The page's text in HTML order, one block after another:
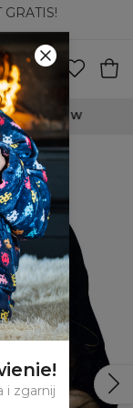
i zgarnij